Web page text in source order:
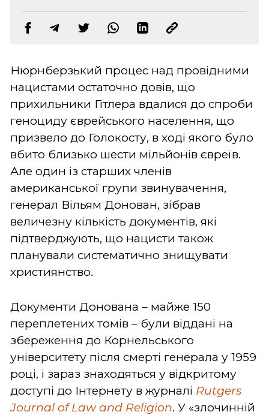
Нюрнберзький процес над провідними
нацистами остаточно довів, що
прихильники Гітлера вдалися до спроби
геноциду єврейського населення, що
призвело до Голокосту, в ході якого було
вбито близько шести мільйонів євреїв.
Але один із старших членів
американської групи звинувачення,
генерал Вільям Донован, зібрав
величезну кількість документів, які
підтверджують, що нацисти також
планували систематично знищувати
християнство.
Документи Донована – майже 150
переплетених томів – були віддані на
збереження до Корнельського
університету після смерті генерала у 1959
році, і зараз знаходяться у відкритому
доступі до Інтернету в журналі Rutgers
Journal of Law and Religion. У «злочинній